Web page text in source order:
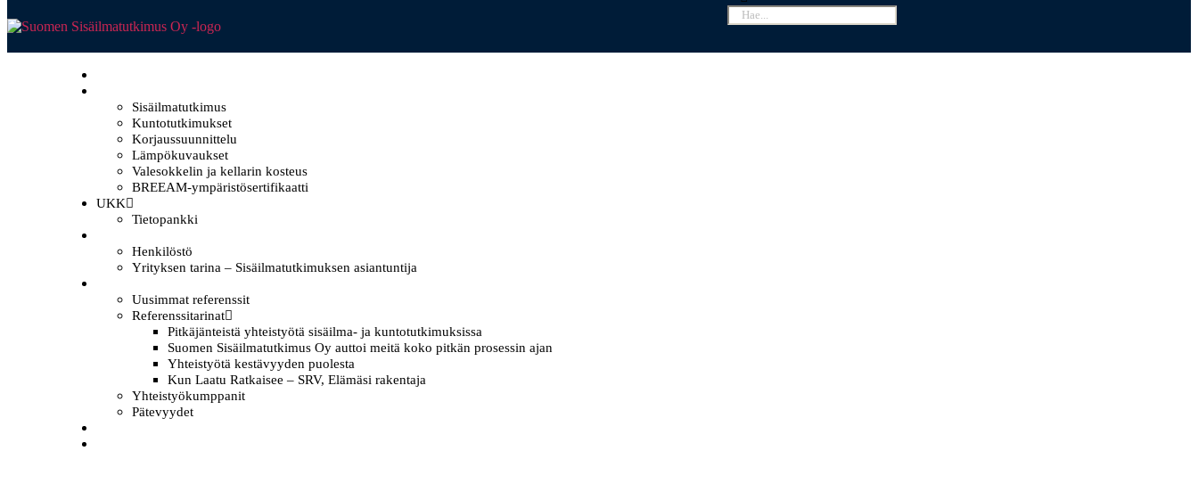
Sisäilmatutkimus
Kuntotutkimukset
Korjaussuunnittelu
Lämpökuvaukset
Valesokkelin ja kellarin kosteus
BREEAM-ympäristösertifikaatti
UKK
Tietopankki
Henkilöstö
Yrityksen tarina – Sisäilmatutkimuksen asiantuntija
Uusimmat referenssit
Referenssitarinat
Pitkäjänteistä yhteistyötä sisäilma- ja kuntotutkimuksissa
Suomen Sisäilmatutkimus Oy auttoi meitä koko pitkän prosessin ajan
Yhteistyötä kestävyyden puolesta
Kun Laatu Ratkaisee – SRV, Elämäsi rakentaja
Yhteistyökumppanit
Pätevyydet